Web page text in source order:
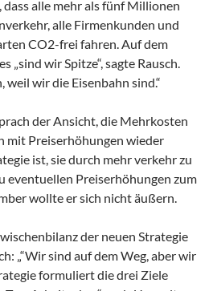
alle mehr als fünf Millionen
alle Firmenkunden und
CO2-frei fahren. Auf dem
„sind wir Spitze“, sagte Rausch.
weil wir die Eisenbahn sind.“
der Ansicht, die Mehrkosten
mit Preiserhöhungen wieder
ist, sie durch mehr verkehr zu
eventuellen Preiserhöhungen zum
wollte er sich nicht äußern.
der neuen Strategie
„“Wir sind auf dem Weg, aber wir
formuliert die drei Ziele